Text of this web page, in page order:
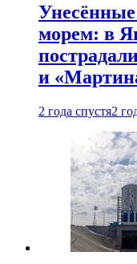
морем: в
и
2 года спустя2